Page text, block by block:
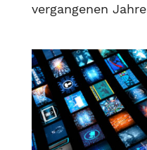
vergangenen